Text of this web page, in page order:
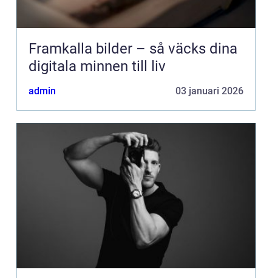
Framkalla bilder – så väcks dina
digitala minnen till liv
admin 03 januari 2026